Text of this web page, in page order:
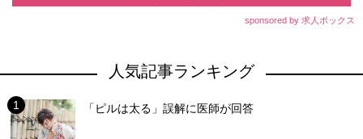
sponsored by 求人ボックス
人気記事ランキング
「ピルは太る」誤解に医師が回答